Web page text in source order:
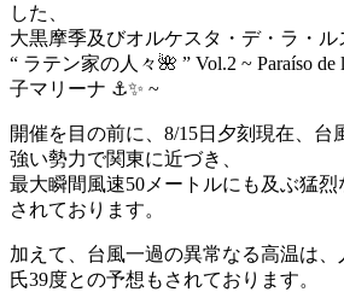
した、
大黒摩季及びオルケスタ・デ・ラ・ル
“ ラテン家の⼈々🌺 ” Vol.2 ~ Paraíso de
子マリーナ ⚓️✨ ~
開催を目の前に、8/15日夕刻現在、台
強い勢力で関東に近づき、
最大瞬間風速50メートルにも及ぶ猛
されております。
加えて、台風一過の異常なる高温は
氏39度との予想もされております。